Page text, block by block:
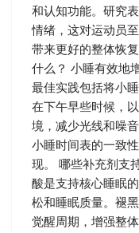
和认知功能。研究
情绪，这对运动员
带来更好的整体恢
什么？ 小睡有效地
最佳实践包括将小
在下午早些时候，
境，减少光线和噪
小睡时间表的一致
现。 哪些补充剂支
酸是支持核心睡眠
松和睡眠质量。褪
觉醒周期，增强整